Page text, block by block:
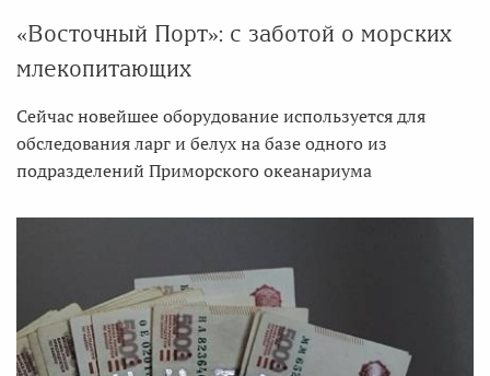
«Восточный Порт»: с заботой о морских
млекопитающих
Сейчас новейшее оборудование используется для
обследования ларг и белух на базе одного из
подразделений Приморского океанариума